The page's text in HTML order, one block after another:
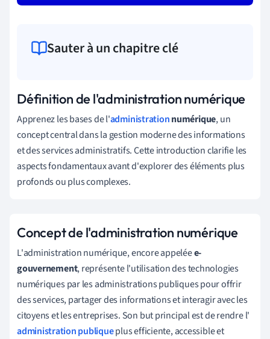
Sauter à un chapitre clé
Définition de l'administration numérique
Apprenez les bases de l'administrationnumérique, un
concept central dans la gestion moderne des informations
et des services administratifs. Cette introduction clarifie les
aspects fondamentaux avant d'explorer des éléments plus
profonds ou plus complexes.
Concept de l'administration numérique
L'administration numérique, encore appeléee-
gouvernement, représente l'utilisation des technologies
numériques par les administrations publiques pour offrir
des services, partager des informations et interagir avec les
citoyens et les entreprises. Son but principal est de rendre l'
administration publiqueplus efficiente, accessible et